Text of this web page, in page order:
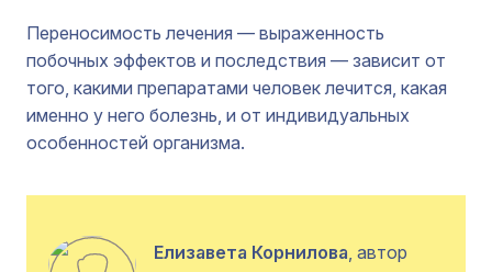
Переносимость лечения — выраженность
побочных эффектов и последствия — зависит от
того, какими препаратами человек лечится, какая
именно у него болезнь, и от индивидуальных
особенностей организма.
Елизавета Корнилова , автор